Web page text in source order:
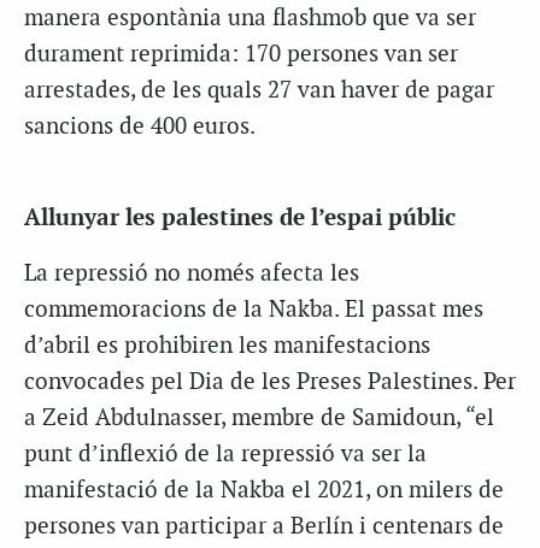
manera espontània una flashmob que va ser
durament reprimida: 170 persones van ser
arrestades, de les quals 27 van haver de pagar
sancions de 400 euros.
Allunyar les palestines de l’espai públic
La repressió no només afecta les
commemoracions de la Nakba. El passat mes
d’abril es prohibiren les manifestacions
convocades pel Dia de les Preses Palestines. Per
a Zeid Abdulnasser, membre de Samidoun, “el
punt d’inflexió de la repressió va ser la
manifestació de la Nakba el 2021, on milers de
persones van participar a Berlín i centenars de